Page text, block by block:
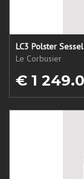
LC3 Polster Sessel
Le Corbusier
€ 1